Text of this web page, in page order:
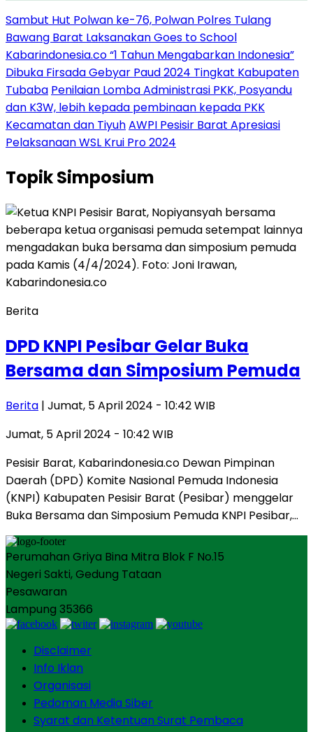
Sambut Hut Polwan ke-76, Polwan Polres Tulang
Bawang Barat Laksanakan Goes to School
Kabarindonesia.co “1 Tahun Mengabarkan Indonesia”
Dibuka Firsada Gebyar Paud 2024 Tingkat Kabupaten
Tubaba Penilaian Lomba Administrasi PKK, Posyandu
dan K3W, lebih kepada pembinaan kepada PKK
Kecamatan dan TiyuhAWPI Pesisir Barat Apresiasi
Pelaksanaan WSL Krui Pro 2024
TopikSimposium
Berita
DPD KNPI Pesibar Gelar Buka
Bersama dan Simposium Pemuda
Berita | Jumat, 5 April 2024 - 10:42 WIB
Jumat, 5 April 2024 - 10:42 WIB
Pesisir Barat, Kabarindonesia.co Dewan Pimpinan
Daerah (DPD) Komite Nasional Pemuda Indonesia
(KNPI) Kabupaten Pesisir Barat (Pesibar) menggelar
Buka Bersama dan Simposium Pemuda KNPI Pesibar,…
Perumahan Griya Bina Mitra Blok F No.15
Negeri Sakti, Gedung Tataan
Pesawaran
Lampung 35366
Disclaimer
Info Iklan
Organisasi
Pedoman Media Siber
Syarat dan Ketentuan Surat Pembaca